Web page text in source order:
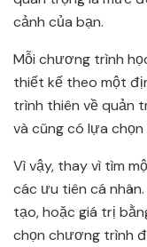
cảnh của bạn.
Mỗi chương trình
thiết kế theo một
trình thiên về quản
và cũng có lựa
Vì vậy, thay vì tìm
các ưu tiên cá
tạo, hoặc giá trị
chọn chương trình